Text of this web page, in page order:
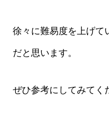
徐々に難易度を上げて
だと思います。
ぜひ参考にしてみてく